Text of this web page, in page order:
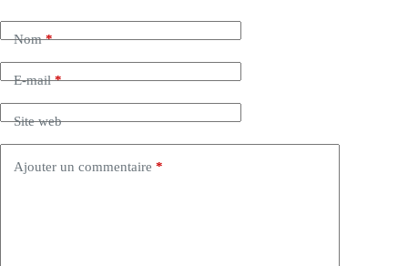
Nom*
E-mail*
Site web
Ajouter un commentaire *